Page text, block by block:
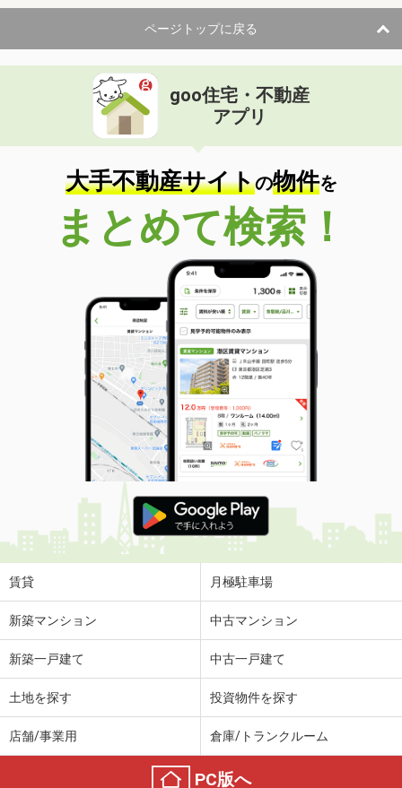
ページトップに戻る
goo住宅・不動産
アプリ
大手不動産サイトの物件を
まとめて検索！
賃貸 月極駐車場
新築マンション 中古マンション
新築一戸建て 中古一戸建て
土地を探す 投資物件を探す
店舗/事業用 倉庫/トランクルーム
PC版へ